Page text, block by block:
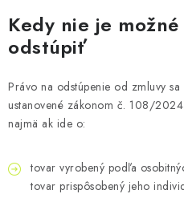
Kedy nie je
odstúpiť
Právo na odstúpenie od zmluvy
ustanovené zákonom č. 108/
najmä ak ide o:
tovar vyrobený podľa
tovar prispôsobený jeho